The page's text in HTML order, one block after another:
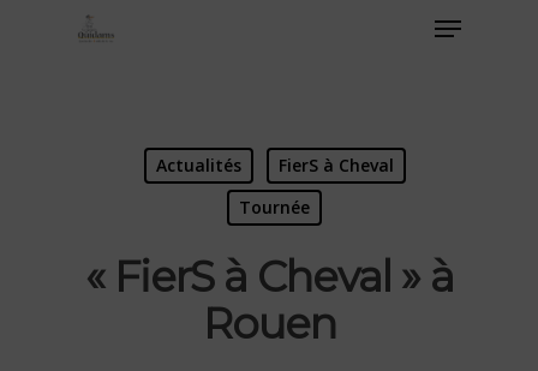
Actualités
FierS à Cheval
Tournée
« FierS à Cheval » à
Rouen